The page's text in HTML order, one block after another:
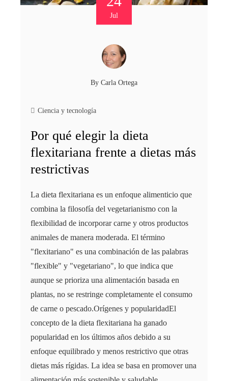
Jul
By Carla Ortega
Ciencia y tecnología
Por qué elegir la dieta
flexitariana frente a dietas más
restrictivas
La dieta flexitariana es un enfoque alimenticio que
combina la filosofía del vegetarianismo con la
flexibilidad de incorporar carne y otros productos
animales de manera moderada. El término
"flexitariano" es una combinación de las palabras
"flexible" y "vegetariano", lo que indica que
aunque se prioriza una alimentación basada en
plantas, no se restringe completamente el consumo
de carne o pescado.Orígenes y popularidadEl
concepto de la dieta flexitariana ha ganado
popularidad en los últimos años debido a su
enfoque equilibrado y menos restrictivo que otras
dietas más rígidas. La idea se basa en promover una